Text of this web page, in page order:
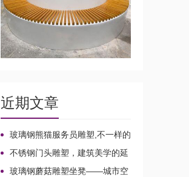
近期文章
玻璃钢熊猫服务员雕塑,不一样的
店小二!
不锈钢门头雕塑，建筑美学的延
伸!
玻璃钢蘑菇雕塑坐凳——城市空